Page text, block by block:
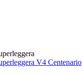
V4 Centenario